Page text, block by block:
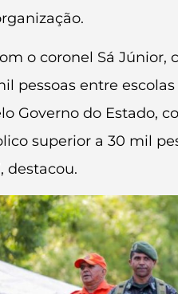
o coronel Sá
pessoas entre
Governo do Estado,
superior a 30 mil
destacou.